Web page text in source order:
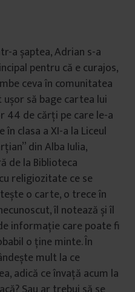
a șaptea, Adrian s-a
pentru că e curajos,
ceva în comunitatea
să bage cartea lui
44 de cărți pe care le-a
în clasa a XI-a la Liceul
din Alba Iulia,
de la Biblioteca
religiozitate ce se
o carte, o trece în
îl notează și îl
informație care poate fi
o ține minte. În
mult la ce
adică ce învață acum la